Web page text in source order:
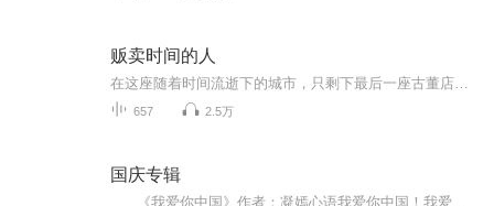
贩卖时间的人
657 2.5万
国庆专辑